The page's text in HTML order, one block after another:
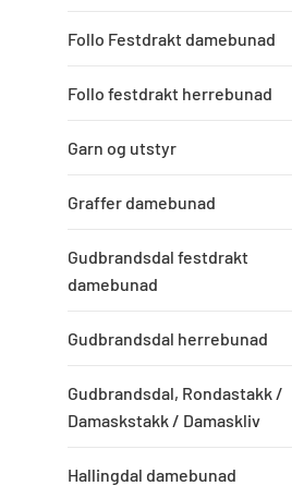
Follo Festdrakt damebunad
Follo festdrakt herrebunad
Garn og utstyr
Graffer damebunad
Gudbrandsdal festdrakt
damebunad
Gudbrandsdal herrebunad
Gudbrandsdal, Rondastakk /
Damaskstakk / Damaskliv
Hallingdal damebunad